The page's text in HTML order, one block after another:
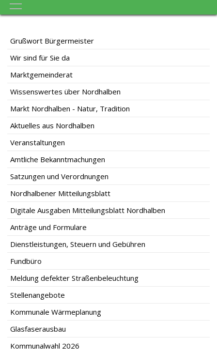
Toggle navigation
Grußwort Bürgermeister
Wir sind für Sie da
Marktgemeinderat
Wissenswertes über Nordhalben
Markt Nordhalben - Natur, Tradition
Aktuelles aus Nordhalben
Veranstaltungen
Amtliche Bekanntmachungen
Satzungen und Verordnungen
Nordhalbener Mitteilungsblatt
Digitale Ausgaben Mitteilungsblatt Nordhalben
Anträge und Formulare
Dienstleistungen, Steuern und Gebühren
Fundbüro
Meldung defekter Straßenbeleuchtung
Stellenangebote
Kommunale Wärmeplanung
Glasfaserausbau
Kommunalwahl 2026